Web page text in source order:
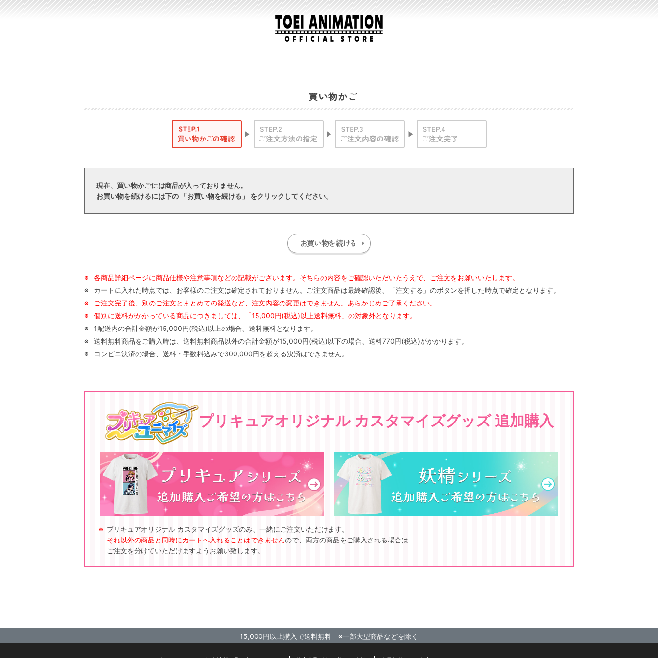
買い物かご
現在、買い物かごには商品が入っておりません。
お買い物を続けるには下の 「お買い物を続ける」 をクリックしてください。
※
各商品詳細ページに商品仕様や注意事項などの記載がございます。そちらの内容をご確認いただいたうえで、ご注文をお願いいたします。
※
カートに入れた時点では、お客様のご注文は確定されておりません。ご注文商品は最終確認後、「注文する」のボタンを押した時点で確定となります。
※
ご注文完了後、別のご注文とまとめての発送など、注文内容の変更はできません。あらかじめご了承ください。
※
個別に送料がかかっている商品につきましては、「15,000円(税込)以上送料無料」の対象外となります。
※
1配送内の合計金額が15,000円(税込)以上の場合、送料無料となります。
※
送料無料商品をご購入時は、送料無料商品以外の合計金額が15,000円(税込)以下の場合、送料770円(税込)がかかります。
※
コンビニ決済の場合、送料・手数料込みで300,000円を超える決済はできません。
プリキュアオリジナル カスタマイズグッズ 追加購入
プリキュアオリジナル カスタマイズグッズのみ、一緒にご注文いただけます。
それ以外の商品と同時にカートへ入れることはできませんので、両方の商品をご購入される場合は
ご注文を分けていただけますようお願い致します。
15,000円以上購入で送料無料 ※一部大型商品などを除く